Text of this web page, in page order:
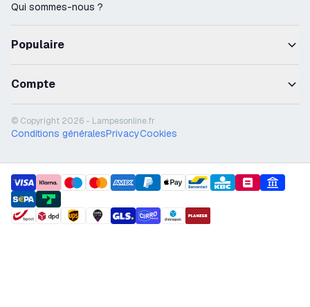
Qui sommes-nous ?
Populaire
Compte
© Copyright 2026 - Lampesonline.fr
Conditions généralesPrivacyCookies
payment methods
shipment methods